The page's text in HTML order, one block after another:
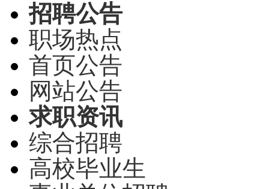
招聘公告
职场热点
首页公告
网站公告
求职资讯
综合招聘
高校毕业生